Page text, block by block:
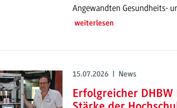
Angewandten Gesundheits-
weiterlesen
15.07.2026 | News
Erfolgreicher